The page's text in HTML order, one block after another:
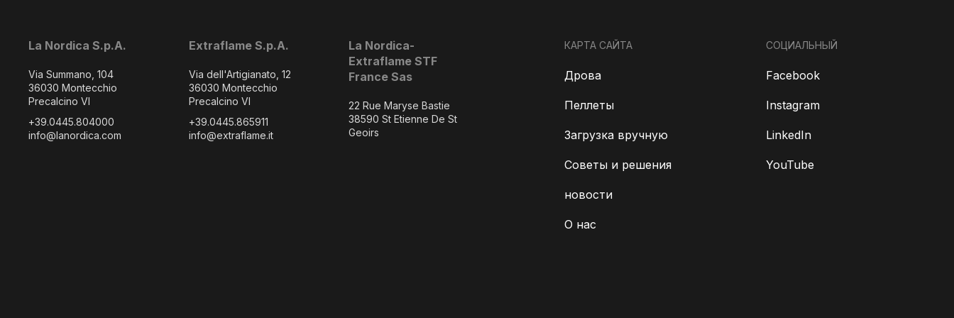
La Nordica S.p.A.
Via Summano, 104
36030 Montecchio
Precalcino VI
+39.0445.804000
info@lanordica.com
Extraflame S.p.A.
Via dell'Artigianato, 12
36030 Montecchio
Precalcino VI
+39.0445.865911
info@extraflame.it
La Nordica-
Extraflame STF
France Sas
22 Rue Maryse Bastie
38590 St Etienne De St
Geoirs
КАРТА САЙТА
Дрова
Пеллеты
Загрузка вручную
Советы и решения
новости
О нас
СОЦИАЛЬНЫЙ
Facebook
Instagram
LinkedIn
YouTube